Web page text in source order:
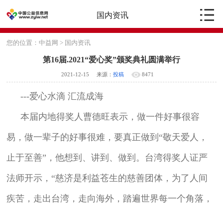
国内资讯
您的位置：中益网 > 国内资讯
第16届.2021“爱心奖”颁奖典礼圆满举行
2021-12-15 来源：投稿 8471
---爱心水滴 汇流成海
本届内地得奖人曹德旺表示，做一件好事很容
易，做一辈子的好事很难，要真正做到“敬天爱人，
止于至善”，他想到、讲到、做到。台湾得奖人证严
法师开示，“慈济是利益苍生的慈善团体，为了人间
疾苦，走出台湾，走向海外，踏遍世界每一个角落，